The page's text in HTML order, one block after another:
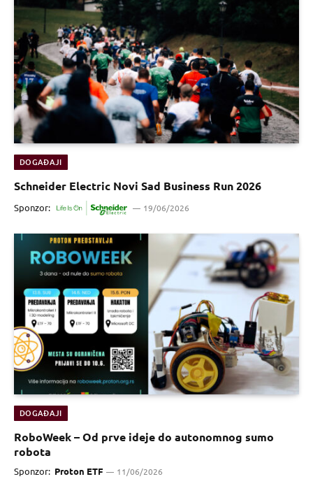
DOGAĐAJI
Schneider Electric Novi Sad Business Run 2026
Sponzor: 19/06/2026
DOGAĐAJI
RoboWeek – Od prve ideje do autonomnog sumo
robota
Sponzor: Proton ETF 11/06/2026